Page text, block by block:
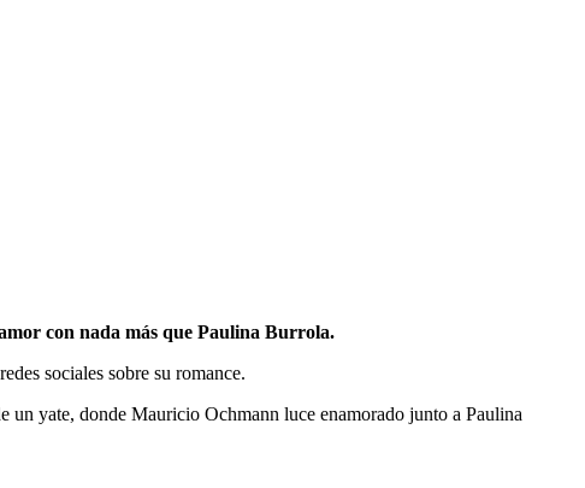
con nada más que Paulina Burrola.
sociales sobre su romance.
un yate, donde Mauricio Ochmann luce enamorado junto a Paulina